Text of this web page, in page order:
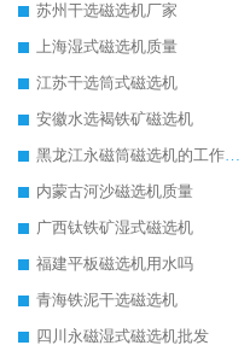
苏州干选磁选机厂家
上海湿式磁选机质量
江苏干选筒式磁选机
安徽水选褐铁矿磁选机
黑龙江永磁筒磁选机的工作原理
内蒙古河沙磁选机质量
广西钛铁矿湿式磁选机
福建平板磁选机用水吗
青海铁泥干选磁选机
四川永磁湿式磁选机批发